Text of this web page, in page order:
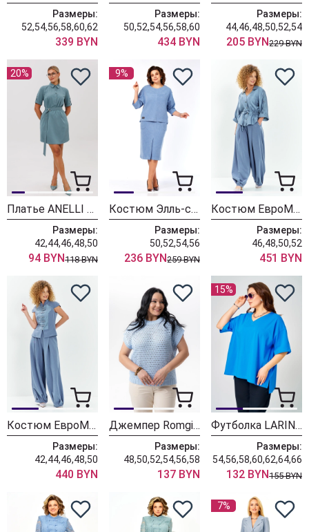
Размеры:
52,54,56,58,60,62
339 BYN
Размеры:
50,52,54,56,58,60
434 BYN
Размеры:
44,46,48,50,52,54
205 BYN229 BYN
20%
Платье ANELLI LAUREL 1651 винтажный голубой
Размеры:
42,44,46,48,50
94 BYN118 BYN
9%
Костюм Элль-стиль 2441-1 голубой
Размеры:
50,52,54,56
236 BYN259 BYN
Костюм ЕвроМода 748 голубой
Размеры:
46,48,50,52
451 BYN
Костюм ЕвроМода 747 голубой
Размеры:
42,44,46,48,50
440 BYN
Джемпер Romgil РВ0260-ХЛ2 бледно-голубой
Размеры:
48,50,52,54,56,58
137 BYN
15%
Футболка LARINI 090 васильковый
Размеры:
54,56,58,60,62,64,66
132 BYN155 BYN
7%